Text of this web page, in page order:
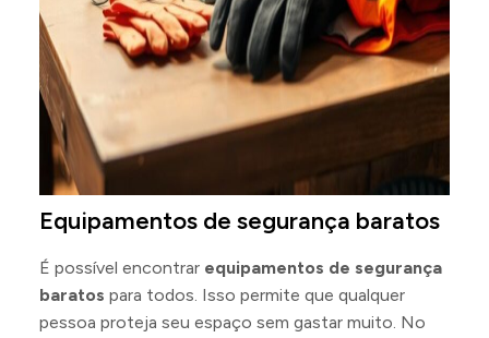
Equipamentos de segurança baratos
É possível encontrar equipamentos de segurança
baratos para todos. Isso permite que qualquer
pessoa proteja seu espaço sem gastar muito. No